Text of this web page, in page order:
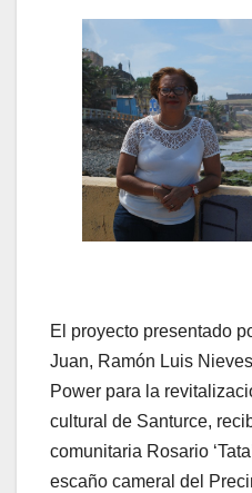
El proyecto presentado
Juan, Ramón Luis
Power para la
cultural de Santurce,
comunitaria Rosario
escaño cameral del